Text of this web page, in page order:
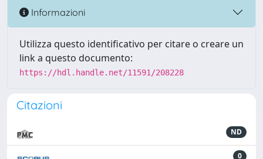
Informazioni
Utilizza questo identificativo per citare o creare un
link a questo documento:
https://hdl.handle.net/11591/208228
Citazioni
ND
0